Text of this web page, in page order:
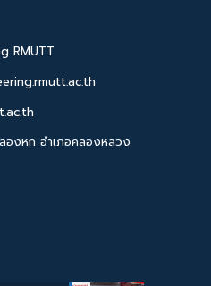
RMUTT
งหก อำเภอคลองหลวง